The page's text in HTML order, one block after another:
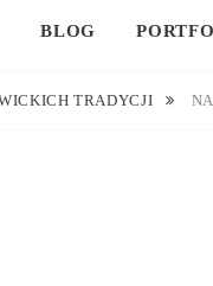
BLOG
TRADYCJI